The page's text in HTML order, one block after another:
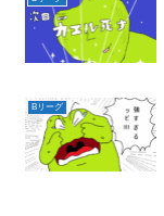
Bリーグ